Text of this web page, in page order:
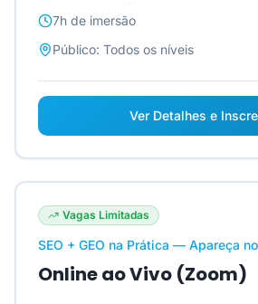
7h de imersão
Público: Todos os níveis
Ver Detalhes e
Vagas Limitadas
SEO + GEO na Prática — Apareça
Online ao Vivo (Zoom)